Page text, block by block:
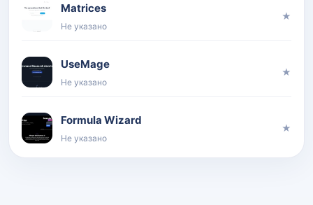
Matrices
Не указано
★
UseMage
Не указано
★
Formula Wizard
Не указано
★